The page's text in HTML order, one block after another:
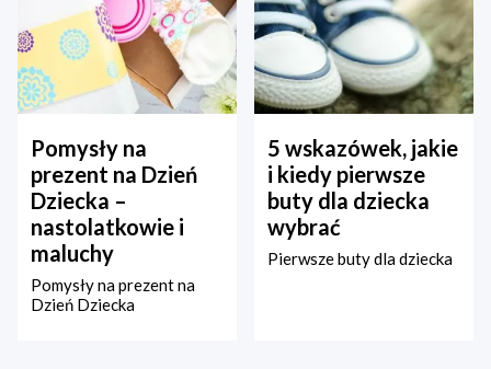
Pomysły na
prezent na Dzień
Dziecka –
nastolatkowie i
maluchy
Pomysły na prezent na
Dzień Dziecka
5 wskazówek, jakie
i kiedy pierwsze
buty dla dziecka
wybrać
Pierwsze buty dla dziecka